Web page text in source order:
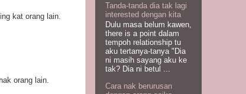
kat orang lain.
orang lain.
Tanda-tanda dia tak lagi
interested dengan kita
Dulu masa belum kawen,
there is a point dalam
tempoh relationship tu
aku tertanya-tanya "Dia
ni masih sayang aku ke
tak? Dia ni betul ...
Cara nak berurusan